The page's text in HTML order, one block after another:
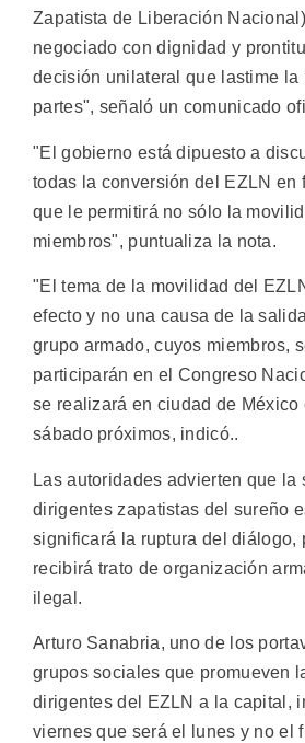
Zapatista de Liberación
negociado con dignidad y
decisión unilateral que lastime la
partes", señaló un comunicado
"El gobierno está dipuesto a
todas la conversión del EZLN en
que le permitirá no sólo la
miembros", puntualiza la nota.
"El tema de la movilidad del
efecto y no una causa de la
grupo armado, cuyos miembros,
participarán en el Congreso
se realizará en ciudad de México
sábado próximos, indicó..
Las autoridades advierten que la
dirigentes zapatistas del sureño
significará la ruptura del diálogo,
recibirá trato de organización
ilegal.
Arturo Sanabria, uno de los
grupos sociales que promueven
dirigentes del EZLN a la capital,
viernes que será el lunes y no el